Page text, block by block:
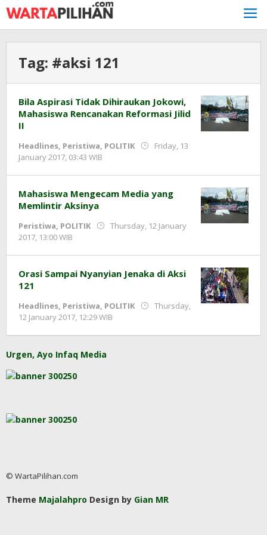
Skip
to
content
Tag: #aksi 121
Bila Aspirasi Tidak Dihiraukan Jokowi,
Mahasiswa Rencanakan Reformasi Jilid
II
Headlines, Peristiwa, POLITIK
Friday, 13
January 2017, 03:43 WIB
Mahasiswa Mengecam Media yang
Memlintir Aksinya
Peristiwa, POLITIK
Thursday, 12 January
2017, 13:00 WIB
Orasi Sampai Nyanyian Jenaka di Aksi
121
Headlines, Peristiwa, POLITIK
Thursday,
12 January 2017, 12:29 WIB
Urgen, Ayo Infaq Media
© WartaPilihan.com
Theme Majalahpro Design by Gian MR